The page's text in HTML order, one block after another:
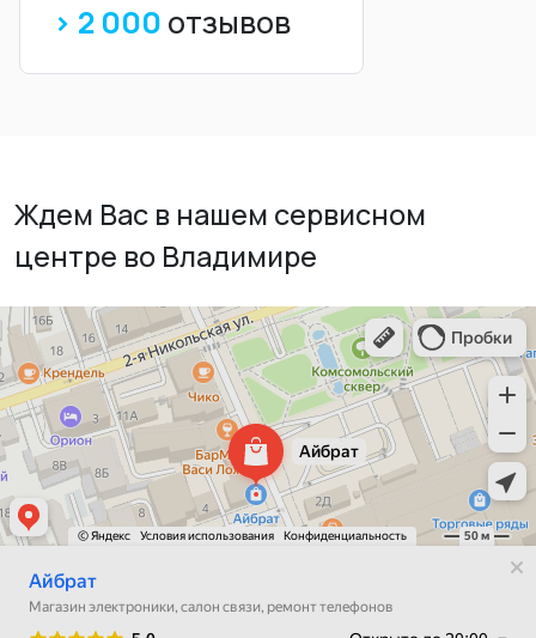
> 2 000 отзывов
Ждем Вас в нашем сервисном
центре во Владимире